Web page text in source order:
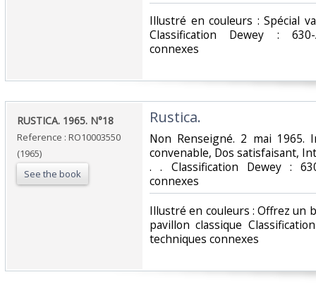
‎Illustré en couleurs : Spécial
Classification Dewey :
connexes‎
‎RUSTICA. 1965. N°18‎
Reference : RO10003550
(1965)
See the book
‎Rustica.‎
‎Non Renseigné. 2 mai 1965.
convenable, Dos satisfaisant,
. . Classification Dewey :
connexes‎
‎Illustré en couleurs : Offrez un
pavillon classique
techniques connexes‎